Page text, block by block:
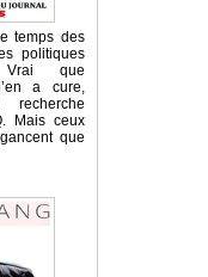
temps des
politiques
que
a cure,
Mais ceux
que